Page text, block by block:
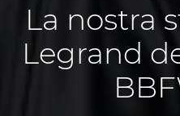
La nostra
Legrand